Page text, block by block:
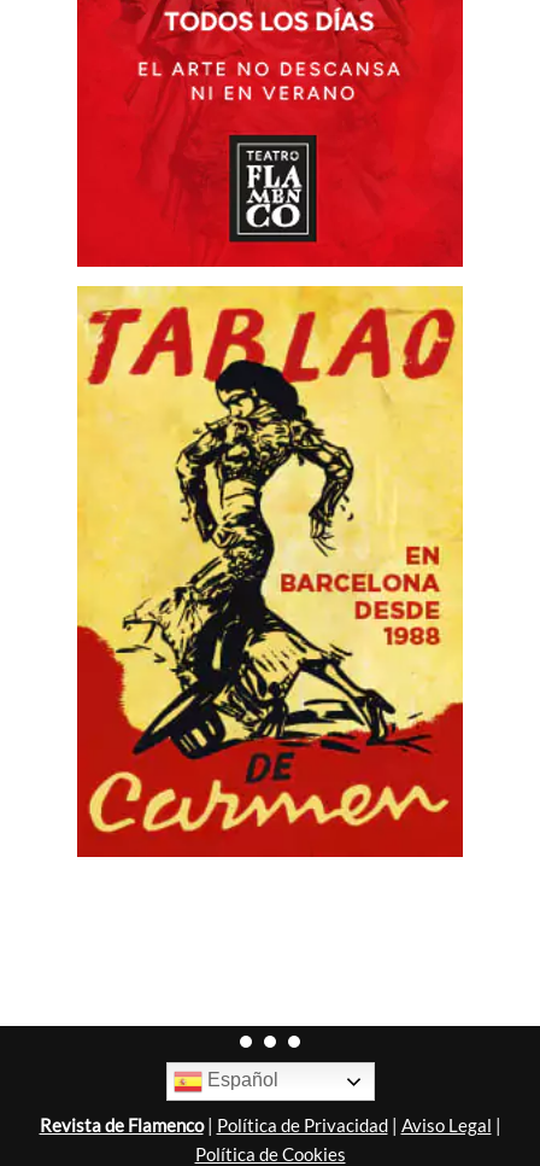
Español
Revista de Flamenco| Política de Privacidad| Aviso Legal |
Política de Cookies